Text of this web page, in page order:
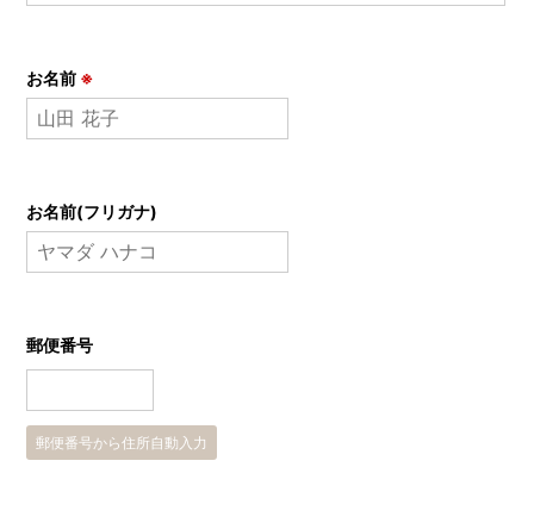
お名前 ※
お名前(フリガナ)
郵便番号
郵便番号から住所自動入力